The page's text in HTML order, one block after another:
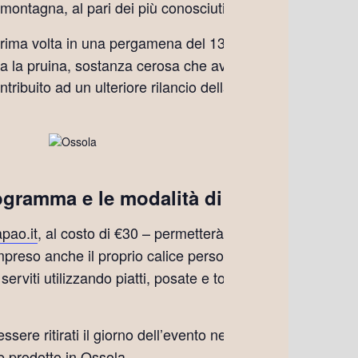
al pari dei più conosciuti in Valtellina,
volta in una pergamena del 1309, deriva forse dal
pruina, sostanza cerosa che avvolge l’acino, o
ad un ulteriore rilancio della produzione a km
e le modalità di
, al costo di €30 – permetterà di conoscere da
anche il proprio calice personale per la
utilizzando piatti, posate e tovaglioli compostabil
ritirati il giorno dell’evento nelle sede di APAO